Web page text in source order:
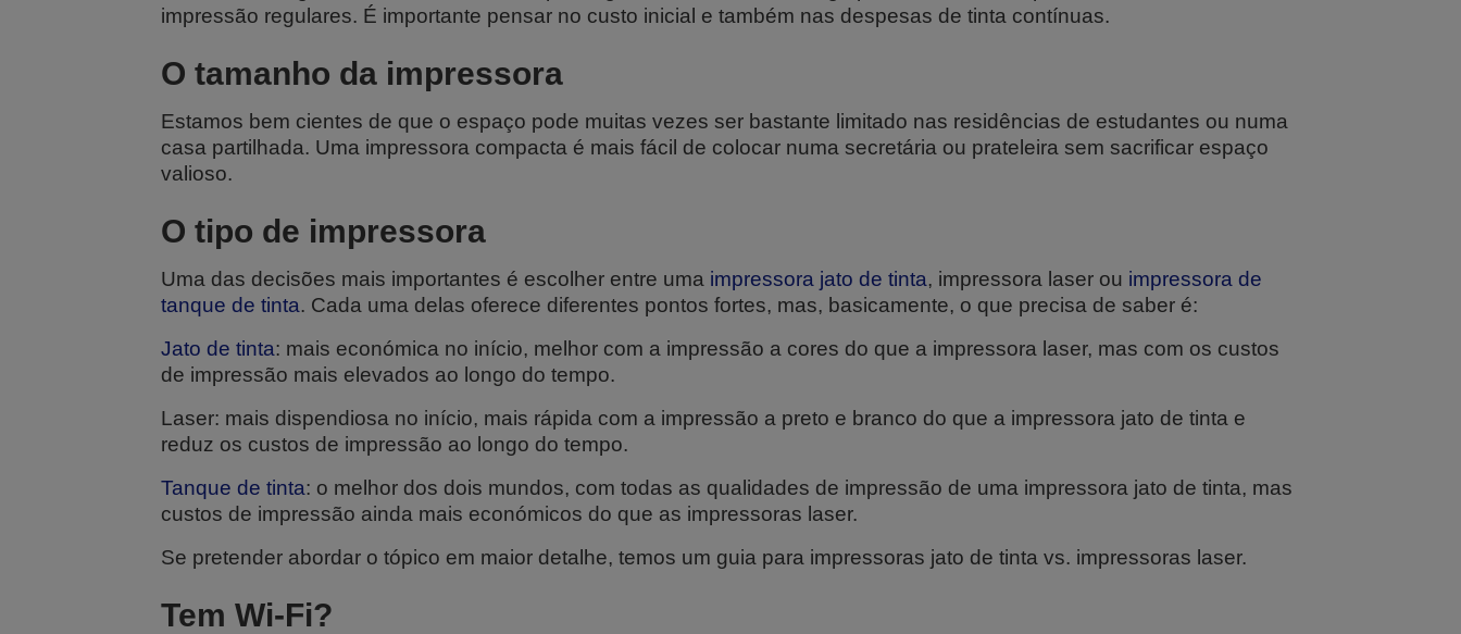
impressão regulares. É importante pensar no custo inicial e também nas despesas de tinta contínuas.
O tamanho da impressora
Estamos bem cientes de que o espaço pode muitas vezes ser bastante limitado nas residências de estudantes ou numa
casa partilhada. Uma impressora compacta é mais fácil de colocar numa secretária ou prateleira sem sacrificar espaço
valioso.
O tipo de impressora
Uma das decisões mais importantes é escolher entre uma impressora jato de tinta, impressora laser ou impressora de
tanque de tinta. Cada uma delas oferece diferentes pontos fortes, mas, basicamente, o que precisa de saber é:
Jato de tinta: mais económica no início, melhor com a impressão a cores do que a impressora laser, mas com os custos
de impressão mais elevados ao longo do tempo.
Laser: mais dispendiosa no início, mais rápida com a impressão a preto e branco do que a impressora jato de tinta e
reduz os custos de impressão ao longo do tempo.
Tanque de tinta: o melhor dos dois mundos, com todas as qualidades de impressão de uma impressora jato de tinta, mas
custos de impressão ainda mais económicos do que as impressoras laser.
Se pretender abordar o tópico em maior detalhe, temos um guia para impressoras jato de tinta vs. impressoras laser.
Tem Wi-Fi?